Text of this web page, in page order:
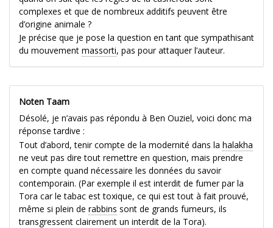
complexes et que de nombreux additifs peuvent être
d’origine animale ?
Je précise que je pose la question en tant que sympathisant
du mouvement massorti, pas pour attaquer l’auteur.
Noten Taam
Désolé, je n’avais pas répondu à Ben Ouziel, voici donc ma
réponse tardive :
Tout d’abord, tenir compte de la modernité dans la halakha
ne veut pas dire tout remettre en question, mais prendre
en compte quand nécessaire les données du savoir
contemporain. (Par exemple il est interdit de fumer par la
Tora car le tabac est toxique, ce qui est tout à fait prouvé,
même si plein de rabbins sont de grands fumeurs, ils
transgressent clairement un interdit de la Tora).